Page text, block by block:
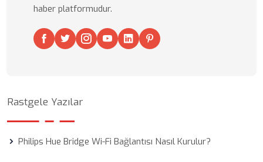
haber platformudur.
Rastgele Yazılar
Philips Hue Bridge Wi-Fi Bağlantısı Nasıl Kurulur?